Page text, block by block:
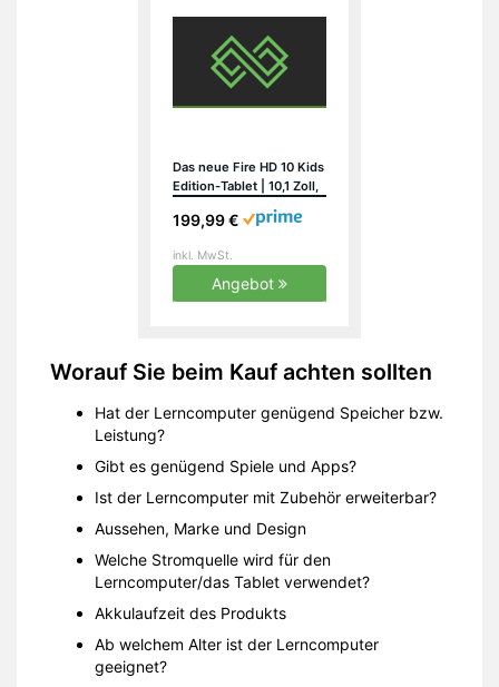
Das neue Fire HD 10 Kids
Edition-Tablet | 10,1 Zoll,
32 GB, blaue
199,99 €
inkl. MwSt.
Angebot
Worauf Sie beim Kauf achten sollten
Hat der Lerncomputer genügend Speicher bzw.
Leistung?
Gibt es genügend Spiele und Apps?
Ist der Lerncomputer mit Zubehör erweiterbar?
Aussehen, Marke und Design
Welche Stromquelle wird für den
Lerncomputer/das Tablet verwendet?
Akkulaufzeit des Produkts
Ab welchem Alter ist der Lerncomputer
geeignet?